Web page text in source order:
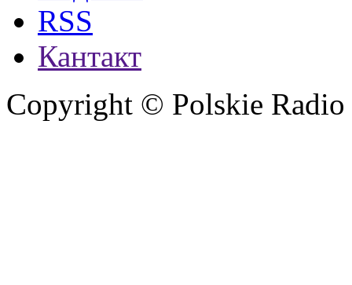
RSS
Кантакт
Copyright © Polskie